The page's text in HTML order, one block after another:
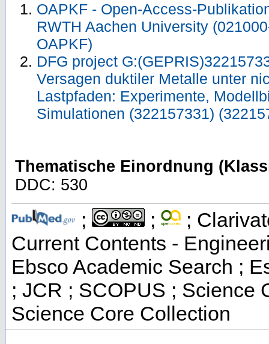
OAPKF - Open-Access-
RWTH Aachen University
OAPKF)
DFG project
Versagen duktiler Metalle unter
Lastpfaden: Experimente,
Simulationen (322157331)
Thematische Einordnung
DDC: 530
; ;
;
Current Contents -
Ebsco Academic Search ;
; JCR ; SCOPUS ; Science
Science Core Collection